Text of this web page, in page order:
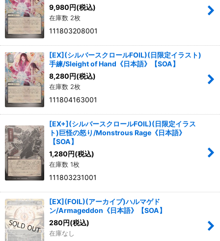
9,980円(税込)
在庫数 2枚
111803208001
[EX](シルバースクロールFOIL)(日限定イラスト)
手練/Sleight of Hand《日本語》【SOA】
8,280円(税込)
在庫数 2枚
111804163001
[EX+](シルバースクロールFOIL)(日限定イラス
ト)巨怪の怒り/Monstrous Rage《日本語》
【SOA】
1,280円(税込)
在庫数 1枚
111803231001
[EX](FOIL)(アーカイブ)ハルマゲド
ン/Armageddon《日本語》【SOA】
280円(税込)
在庫なし